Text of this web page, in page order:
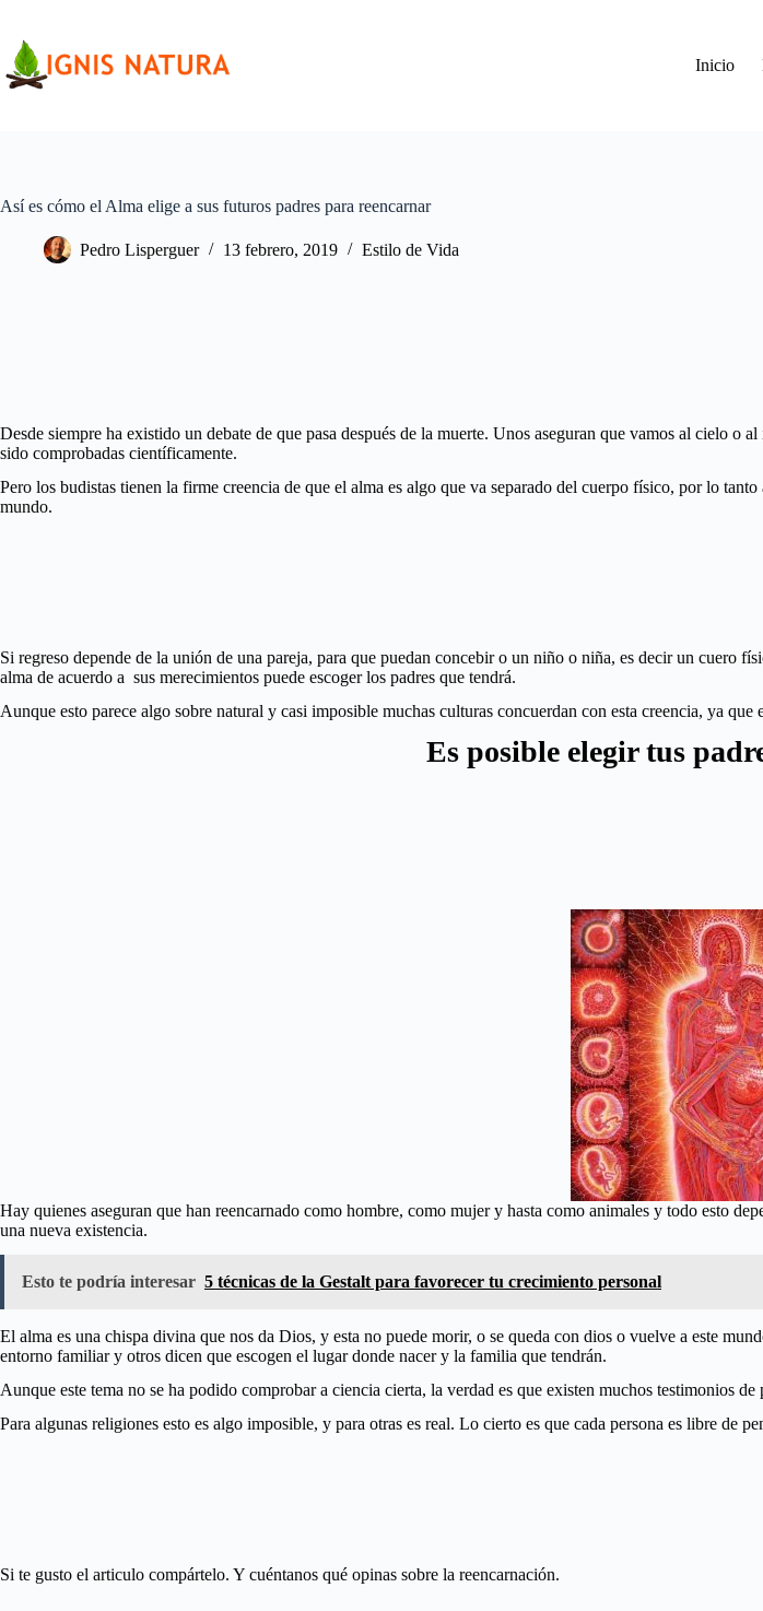
contenido
Inicio
Así es cómo el Alma elige a sus futuros padres para reencarnar
Pedro Lisperguer 13 febrero, 2019 Estilo de Vida
Desde siempre ha existido un debate de que pasa después de la muerte. Unos aseguran que vamos al cielo
sido comprobadas científicamente.
Pero los budistas tienen la firme creencia de que el alma es algo que va separado del cuerpo físico, por lo
mundo.
Si regreso depende de la unión de una pareja, para que puedan concebir o un niño o niña, es decir un cuero
alma de acuerdo a sus merecimientos puede escoger los padres que tendrá.
Aunque esto parece algo sobre natural y casi imposible muchas culturas concuerdan con esta creencia, ya
Es posible elegir tus
Hay quienes aseguran que han reencarnado como hombre, como mujer y hasta como animales y todo esto
una nueva existencia.
Esto te podría interesar 5 técnicas de la Gestalt para favorecer tu crecimiento personal
El alma es una chispa divina que nos da Dios, y esta no puede morir, o se queda con dios o vuelve a este
entorno familiar y otros dicen que escogen el lugar donde nacer y la familia que tendrán.
Aunque este tema no se ha podido comprobar a ciencia cierta, la verdad es que existen muchos testimonios
Para algunas religiones esto es algo imposible, y para otras es real. Lo cierto es que cada persona es libre de
Si te gusto el articulo compártelo. Y cuéntanos qué opinas sobre la reencarnación.